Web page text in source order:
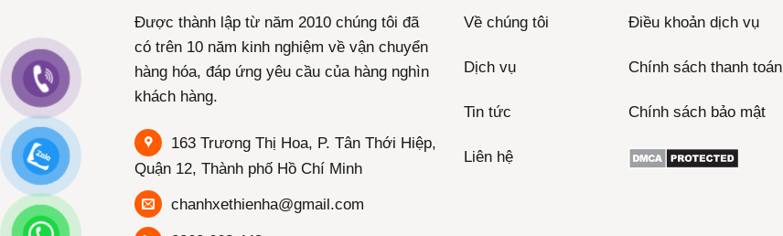
Được thành lập từ năm 2010 chúng tôi đã
có trên 10 năm kinh nghiệm về vận chuyển
hàng hóa, đáp ứng yêu cầu của hàng nghìn
khách hàng.
163 Trương Thị Hoa, P. Tân Thới Hiệp,
Quận 12, Thành phố Hồ Chí Minh
chanhxethienha@gmail.com
Về chúng tôi
Dịch vụ
Tin tức
Liên hệ
Điều khoản dịch vụ
Chính sách thanh toán
Chính sách bảo mật